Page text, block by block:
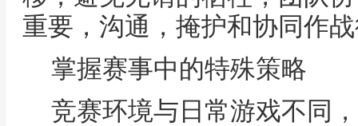
重要，沟通，掩护和协同作
掌握赛事中的特殊策略
竞赛环境与日常游戏不同